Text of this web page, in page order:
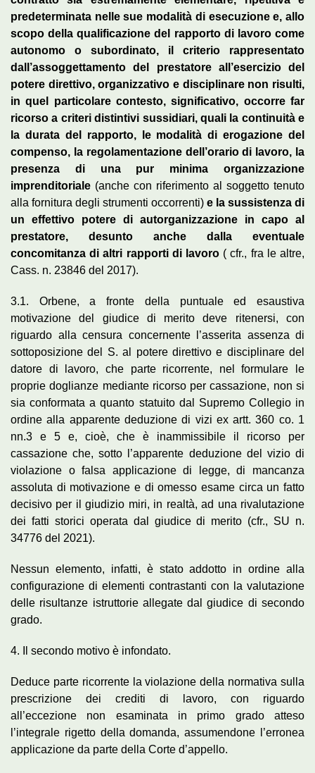
predeterminata nelle sue modalità di esecuzione e, allo
scopo della qualificazione del rapporto di lavoro come
autonomo o subordinato, il criterio rappresentato
dall’assoggettamento del prestatore all’esercizio del
potere direttivo, organizzativo e disciplinare non risulti,
in quel particolare contesto, significativo, occorre far
ricorso a criteri distintivi sussidiari, quali la continuità e
la durata del rapporto, le modalità di erogazione del
compenso, la regolamentazione dell’orario di lavoro, la
presenza di una pur minima organizzazione
imprenditoriale (anche con riferimento al soggetto tenuto
alla fornitura degli strumenti occorrenti) e la sussistenza di
un effettivo potere di autorganizzazione in capo al
prestatore, desunto anche dalla eventuale
concomitanza di altri rapporti di lavoro ( cfr., fra le altre,
Cass. n. 23846 del 2017).
3.1. Orbene, a fronte della puntuale ed esaustiva
motivazione del giudice di merito deve ritenersi, con
riguardo alla censura concernente l’asserita assenza di
sottoposizione del S. al potere direttivo e disciplinare del
datore di lavoro, che parte ricorrente, nel formulare le
proprie doglianze mediante ricorso per cassazione, non si
sia conformata a quanto statuito dal Supremo Collegio in
ordine alla apparente deduzione di vizi ex artt. 360 co. 1
nn.3 e 5 e, cioè, che è inammissibile il ricorso per
cassazione che, sotto l’apparente deduzione del vizio di
violazione o falsa applicazione di legge, di mancanza
assoluta di motivazione e di omesso esame circa un fatto
decisivo per il giudizio miri, in realtà, ad una rivalutazione
dei fatti storici operata dal giudice di merito (cfr., SU n.
34776 del 2021).
Nessun elemento, infatti, è stato addotto in ordine alla
configurazione di elementi contrastanti con la valutazione
delle risultanze istruttorie allegate dal giudice di secondo
grado.
4. Il secondo motivo è infondato.
Deduce parte ricorrente la violazione della normativa sulla
prescrizione dei crediti di lavoro, con riguardo
all’eccezione non esaminata in primo grado atteso
l’integrale rigetto della domanda, assumendone l’erronea
applicazione da parte della Corte d’appello.